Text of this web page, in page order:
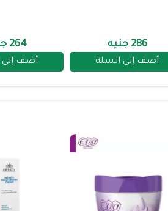
286 جنيه
أضف إلى السلة
264 جنيه
أضف إلى